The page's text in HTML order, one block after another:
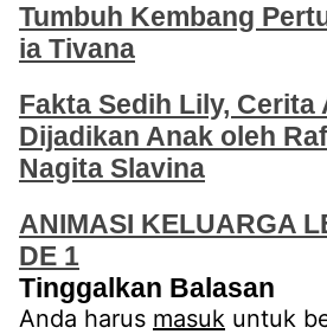
Tumbuh Kembang
ia Tivana
Fakta Sedih Lily, Cerita
Dijadikan Anak oleh
Nagita Slavina
ANIMASI KELUARGA
DE 1
Tinggalkan Balasan
Anda harus masuk untuk